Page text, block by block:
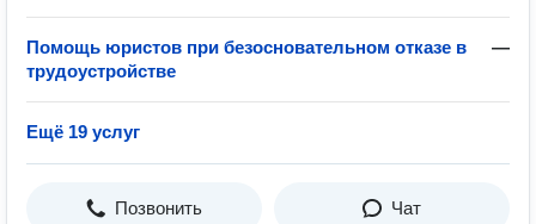
Помощь юристов при безосновательном отказе в
трудоустройстве
—
Ещё 19 услуг
Позвонить Чат